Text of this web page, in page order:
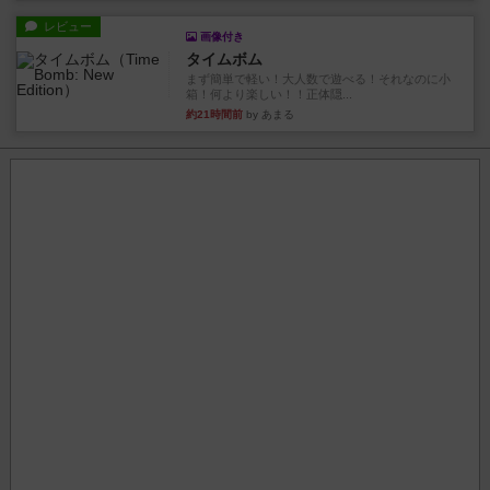
レビュー
画像付き
タイムボム
まず簡単で軽い！大人数で遊べる！それなのに小
箱！何より楽しい！！正体隠...
約21時間前 by あまる